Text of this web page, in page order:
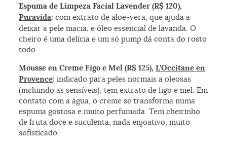
Espuma de Limpeza Facial Lavender (R$ 120),
Puravida:com extrato de aloe-vera, que ajuda a
deixar a pele macia, e óleo essencial de lavanda. O
cheiro é uma delícia e um só pump dá conta do rosto
todo.
Mousse en Creme Figo e Mel (R$ 125),L’Occitane en
Provence:indicado para peles normais a oleosas
(incluindo as sensíveis), tem extrato de figo e mel. Em
contato com a água, o creme se transforma numa
espuma gostosa e muito perfumada. Tem cheirinho
de fruta doce e suculenta, nada enjoativo, muito
sofisticado.